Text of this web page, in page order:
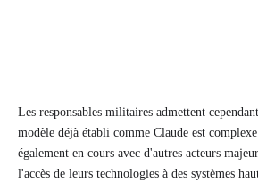
Les responsables militaires admettent
modèle déjà établi comme Claude est
également en cours avec d'autres acteurs
l'accès de leurs technologies à des systèmes